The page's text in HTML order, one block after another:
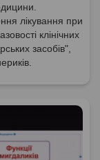
лікування при
клінічних
засобів",